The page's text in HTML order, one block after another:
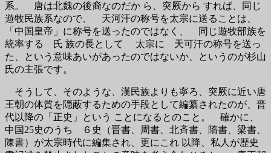
系。 唐は北魏の後裔なのだか ら、突厥から すれば、同じ
遊牧民族系なので、 天河汗の称号を太宗に送ることは、
「中国皇帝」に称号を送ったのではなく、 同じ遊牧部族を
統率する 氏 族の長として 太宗に 天可汗の称号を送っ
た、という意味あいがあったのではないか、というのが杉山
氏の主張です。
そうして、そのような、漢民族よりも寧ろ、突厥に近い唐
王朝の体質を隠蔽するための手段として編纂されたのが、晋
代以降の「正史」という ことになるとのこと。 確かに、
中国25史のうち ６史（晋書、周書、北斉書、隋書、梁書、
陳書）が太宗時代に編集され、更にこれ 以降、私人が歴史